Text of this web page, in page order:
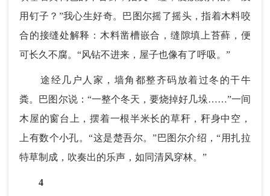
用钉子？”我心生好奇。巴图尔摇了摇头，指着木料咬
合的接缝处解释：木料凿槽嵌合，缝隙填上苔藓，便
可长久不腐。“风钻不进来，屋子也像有了呼吸。”
途经几户人家，墙角都整齐码放着过冬的干牛
粪。巴图尔说：“一整个冬天，要烧掉好几垛……”一间
木屋的窗台上，摆着一根半米长的草秆，秆身中空，
上有数个小孔。“这是楚吾尔。”巴图尔介绍，“用扎拉
特草制成，吹奏出的乐声，如同清风穿林。”
4